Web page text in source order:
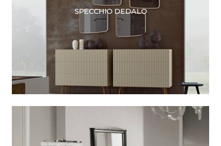
SPECCHIO DEDALO